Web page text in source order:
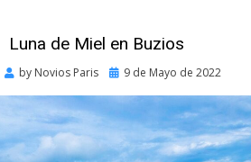
Luna de Miel en Buzios
by Novios Paris
Posted
9 de Mayo de 2022